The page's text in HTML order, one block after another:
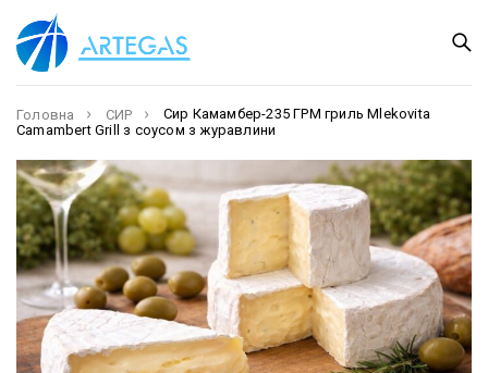
Головна СИР
Сир Камамбер-235 ГРМ гриль Mlekovita
Camambert Grill з соусом з журавлини